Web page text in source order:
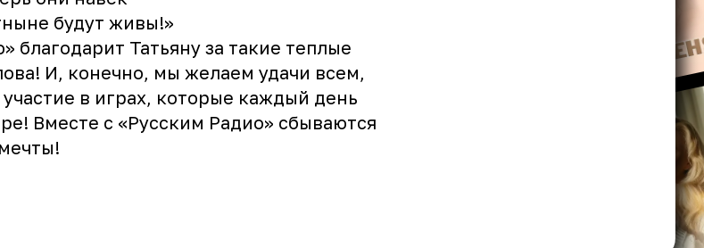
будут живы!»
благодарит Татьяну за такие теплые
И, конечно, мы желаем удачи всем,
в играх, которые каждый день
Вместе с «Русским Радио» сбываются